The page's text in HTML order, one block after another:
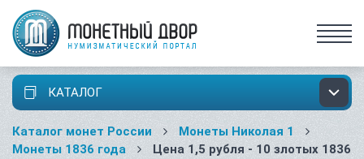
КАТАЛОГ
Каталог монет России
Монеты Николая 1
Монеты 1836 года
Цена 1,5 рубля - 10 злотых 1836